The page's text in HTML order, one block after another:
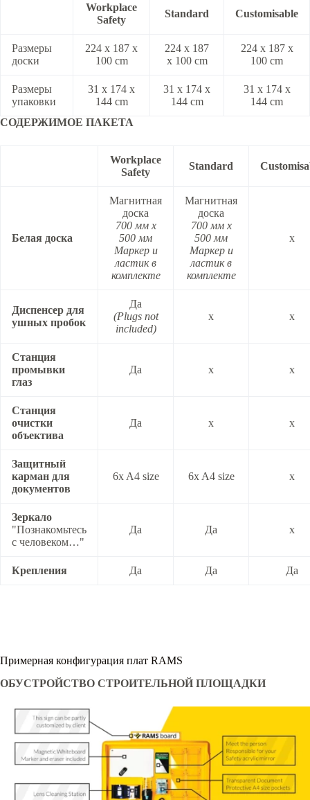
Workplace
Safety
Standard Customisable
Размеры
доски
224 x 187 x
100 cm
224 x 187
x 100 cm
224 x 187 x
100 cm
Размеры
упаковки
31 x 174 x
144 cm
31 x 174 x
144 cm
31 x 174 x
144 cm
СОДЕРЖИМОЕ ПАКЕТА
Workplace
Safety
Standard
Белая доска
Магнитная
доска
700 мм x
500 мм
Маркер и
ластик в
комплекте
Магнитная
доска
700 мм x
500 мм
Маркер и
ластик в
комплекте
x
Диспенсер для
ушных пробок
Да
(Plugs not
included)
x x
Станция
промывки
глаз
Да x x
Станция
очистки
объектива
Да x x
Защитный
карман для
документов
6x A4 size 6x A4 size x
Зеркало
"Познакомьтесь
с человеком…"
Да Да x
Крепления Да Да Да
Примерная конфигурация плат RAMS
ОБУСТРОЙСТВО СТРОИТЕЛЬНОЙ ПЛОЩАДКИ